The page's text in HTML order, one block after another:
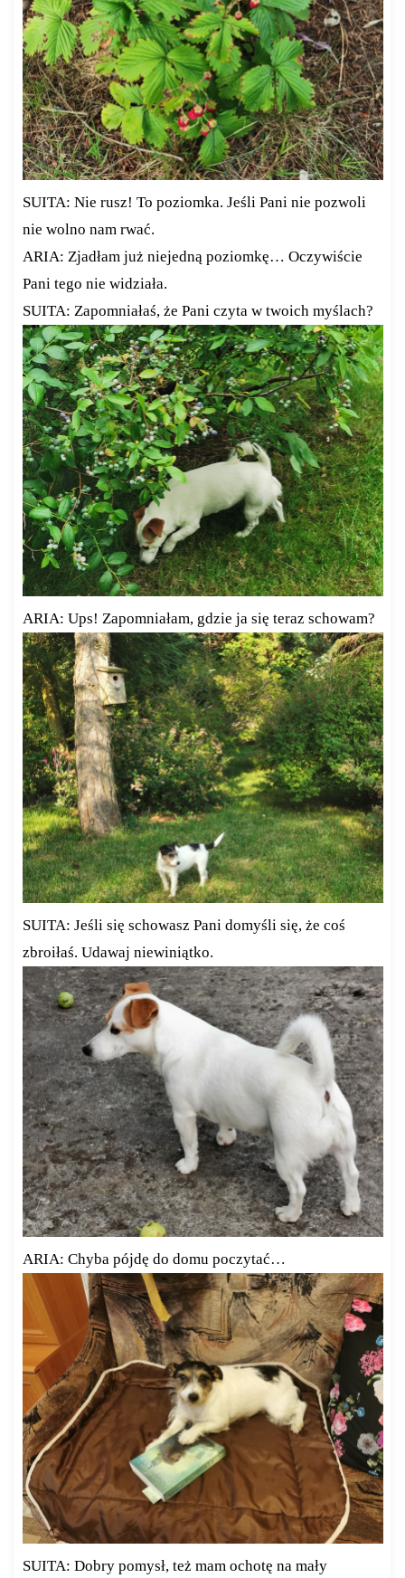
SUITA: Nie rusz! To poziomka. Jeśli Pani nie pozwoli
nie wolno nam rwać.
ARIA: Zjadłam już niejedną poziomkę… Oczywiście
Pani tego nie widziała.
SUITA: Zapomniałaś, że Pani czyta w twoich myślach?
ARIA: Ups! Zapomniałam, gdzie ja się teraz schowam?
SUITA: Jeśli się schowasz Pani domyśli się, że coś
zbroiłaś. Udawaj niewiniątko.
ARIA: Chyba pójdę do domu poczytać…
SUITA: Dobry pomysł, też mam ochotę na mały